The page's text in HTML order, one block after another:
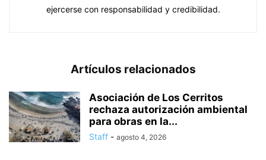
ejercerse con responsabilidad y credibilidad.
Artículos relacionados
Asociación de Los Cerritos
rechaza autorización ambiental
para obras en la...
Staff - agosto 4, 2026